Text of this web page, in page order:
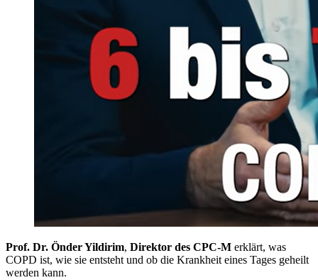
Prof. Dr. Önder Yildirim, Direktor des CPC-M erklärt, was
COPD ist, wie sie entsteht und ob die Krankheit eines Tages geheilt
werden kann.